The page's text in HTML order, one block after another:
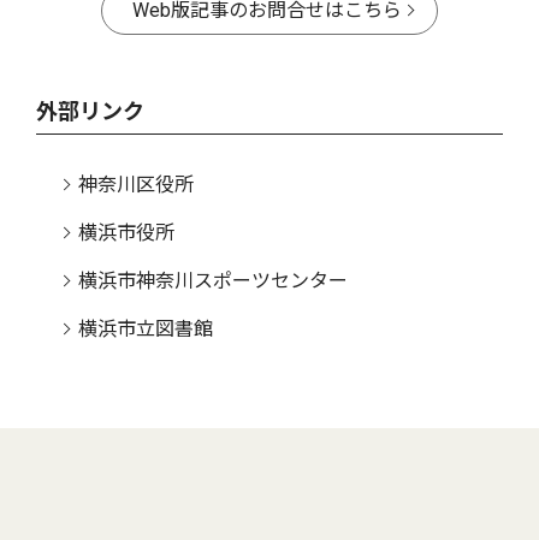
Web版記事のお問合せはこちら
外部リンク
神奈川区役所
横浜市役所
横浜市神奈川スポーツセンター
横浜市立図書館